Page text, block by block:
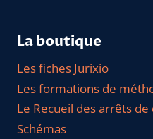
La boutique
Les fiches Jurixio
Les formations de
Le Recueil des arrêts
Schémas